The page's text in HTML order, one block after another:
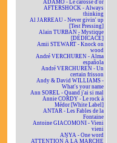
ADAMO - Le carosse d'or
AFTERSHOCK - Always
thinking
Al JARREAU - Never givin' up
[Test Pressing]
Alain TURBAN - Mystique
[DÉDICACÉ]
Amii STEWART - Knock on
wood
André VERCHUREN - Alma
española
André VERCHUREN - Un
certain frisson
Andy & David WILLIAMS -
What's your name
Ann SOREL - Quand j'ai si mal
Annie CORDY - Le rock à
Médor [White Label]
ANTAR - Les Fables de la
Fontaine
Antoine GIACOMONI - Vieni
vieni
ANYA - One word
ATTENTION À LA MARCHE